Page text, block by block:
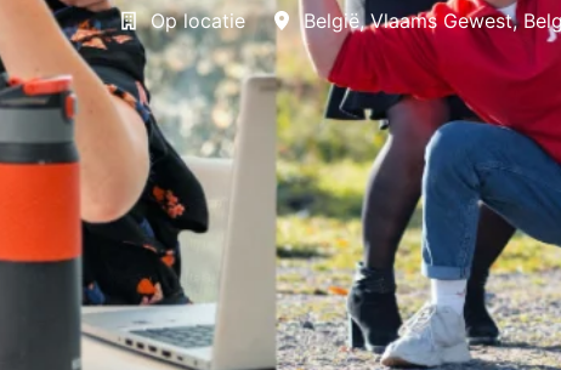
Op locatie België, Vlaams Gewest,